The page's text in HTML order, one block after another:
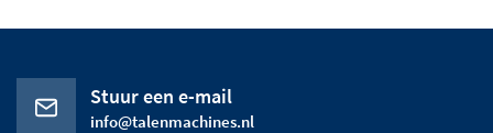
Stuur een e-mail
info@talenmachines.nl